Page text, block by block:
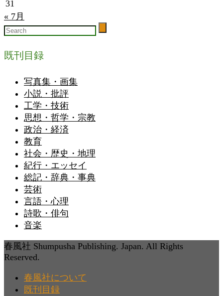
31
« 7月
既刊目録
写真集・画集
小説・批評
工学・技術
思想・哲学・宗教
政治・経済
教育
社会・歴史・地理
紀行・エッセイ
総記・辞典・事典
芸術
言語・心理
詩歌・俳句
音楽
春風社 Shumpusha Publishing. Japan. All Rights
Reserved.
春風社について
既刊目録